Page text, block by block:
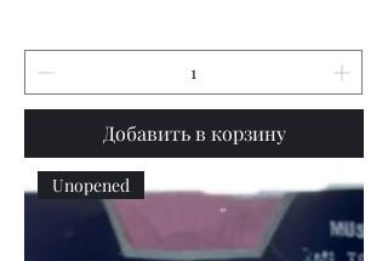
Добавить в корзину
Unopened